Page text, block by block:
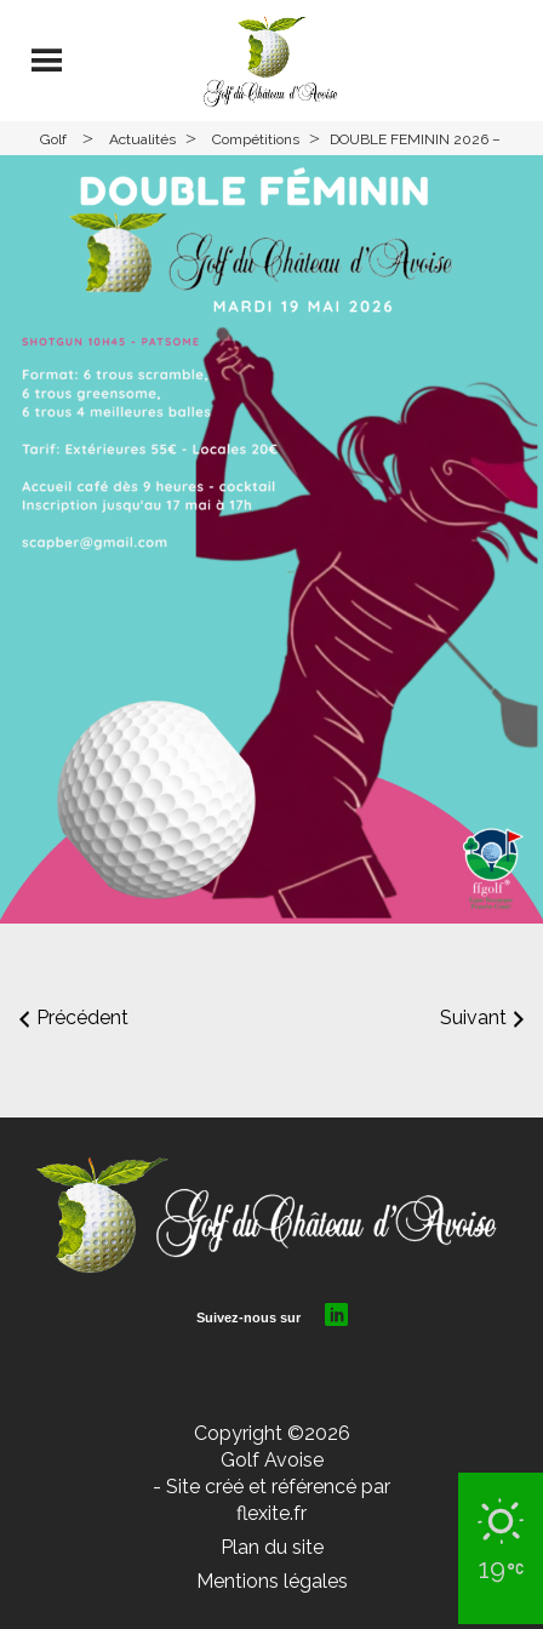
Golf > Actualités > Compétitions > DOUBLE FEMININ 2026 –
GOLF AVOISE – MARDI 19
Précédent Suivant
19
Copyright ©2026
Golf Avoise
- Site créé et référencé par
flexite.fr
Plan du site
Mentions légales